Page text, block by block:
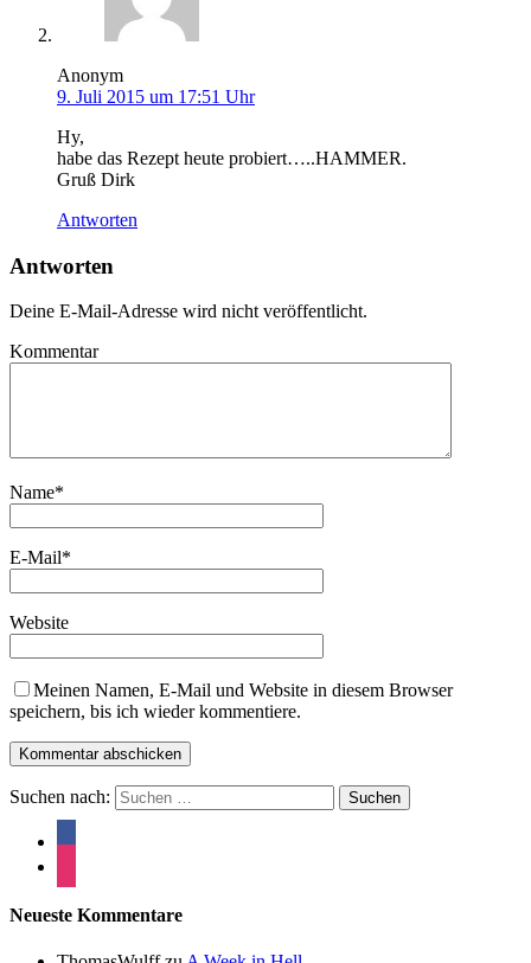
Anonym
9. Juli 2015 um 17:51 Uhr
Hy,
habe das Rezept heute probiert…..HAMMER.
Gruß Dirk
Antworten
Antworten
Deine E-Mail-Adresse wird nicht veröffentlicht.
Kommentar
Name*
E-Mail*
Website
Meinen Namen, E-Mail und Website in diesem Browser
speichern, bis ich wieder kommentiere.
Suchen nach:
Neueste Kommentare